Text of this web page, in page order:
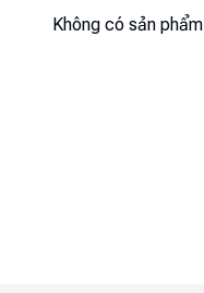
Không có sản phẩm